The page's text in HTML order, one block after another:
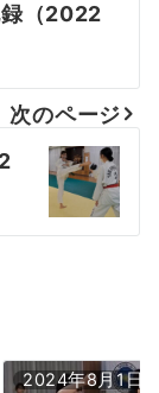
（2022
次のページ
2024年8月1日